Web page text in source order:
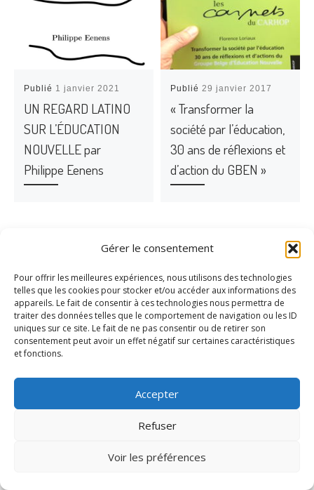
Gérer le consentement
Pour offrir les meilleures expériences, nous utilisons des technologies
telles que les cookies pour stocker et/ou accéder aux informations des
appareils. Le fait de consentir à ces technologies nous permettra de
traiter des données telles que le comportement de navigation ou les ID
uniques sur ce site. Le fait de ne pas consentir ou de retirer son
consentement peut avoir un effet négatif sur certaines caractéristiques
et fonctions.
Accepter
Refuser
Voir les préférences
Publié 1 janvier 2021
UN REGARD LATINO
SUR L’ÉDUCATION
NOUVELLE par
Philippe Eenens
Publié 29 janvier 2017
« Transformer la
société par l’éducation,
30 ans de réflexions et
d’action du GBEN »